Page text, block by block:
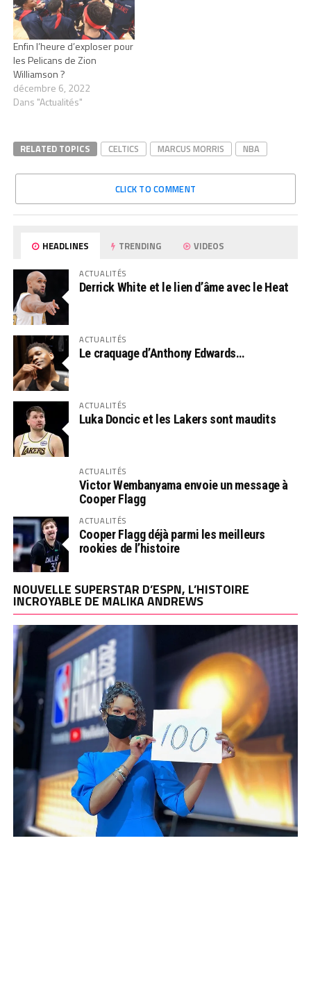
Enfin l’heure d’exploser pour
les Pelicans de Zion
Williamson ?
décembre 6, 2022
Dans "Actualités"
RELATED TOPICS CELTICS MARCUS MORRIS NBA
CLICK TO COMMENT
HEADLINES TRENDING VIDEOS
ACTUALITÉS
Derrick White et le lien d’âme avec le Heat
ACTUALITÉS
Le craquage d’Anthony Edwards…
ACTUALITÉS
Luka Doncic et les Lakers sont maudits
ACTUALITÉS
Victor Wembanyama envoie un message à
Cooper Flagg
ACTUALITÉS
Cooper Flagg déjà parmi les meilleurs
rookies de l’histoire
NOUVELLE SUPERSTAR D’ESPN, L’HISTOIRE
INCROYABLE DE MALIKA ANDREWS